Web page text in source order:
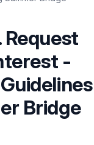
Request
-
Bridge